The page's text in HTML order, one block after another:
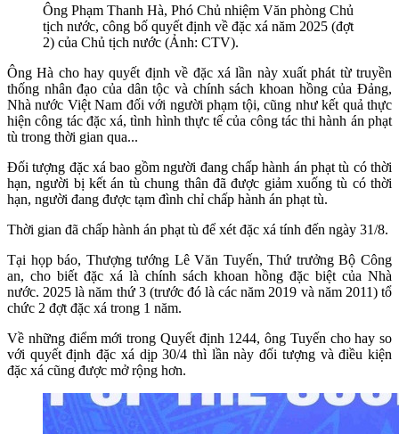
Ông Phạm Thanh Hà, Phó Chủ nhiệm Văn phòng Chủ
tịch nước, công bố quyết định về đặc xá năm 2025 (đợt
2) của Chủ tịch nước (Ảnh: CTV).
Ông Hà cho hay quyết định về đặc xá lần này xuất phát từ truyền
thống nhân đạo của dân tộc và chính sách khoan hồng của Đảng,
Nhà nước Việt Nam đối với người phạm tội, cũng như kết quả thực
hiện công tác đặc xá, tình hình thực tế của công tác thi hành án phạt
tù trong thời gian qua...
Đối tượng đặc xá bao gồm người đang chấp hành án phạt tù có thời
hạn, người bị kết án tù chung thân đã được giảm xuống tù có thời
hạn, người đang được tạm đình chỉ chấp hành án phạt tù.
Thời gian đã chấp hành án phạt tù để xét đặc xá tính đến ngày 31/8.
Tại họp báo, Thượng tướng Lê Văn Tuyến, Thứ trưởng Bộ Công
an, cho biết đặc xá là chính sách khoan hồng đặc biệt của Nhà
nước. 2025 là năm thứ 3 (trước đó là các năm 2019 và năm 2011) tổ
chức 2 đợt đặc xá trong 1 năm.
Về những điểm mới trong Quyết định 1244, ông Tuyến cho hay so
với quyết định đặc xá dịp 30/4 thì lần này đối tượng và điều kiện
đặc xá cũng được mở rộng hơn.